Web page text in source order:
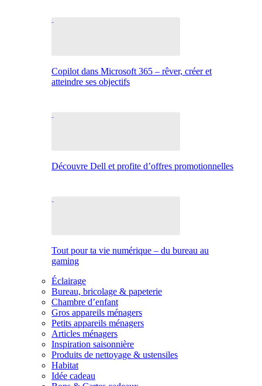
Copilot dans Microsoft 365 – rêver, créer et
atteindre ses objectifs
Découvre Dell et profite d’offres promotionnelles
Tout pour ta vie numérique – du bureau au
gaming
Éclairage
Bureau, bricolage & papeterie
Chambre d’enfant
Gros appareils ménagers
Petits appareils ménagers
Articles ménagers
Inspiration saisonnière
Produits de nettoyage & ustensiles
Habitat
Idée cadeau